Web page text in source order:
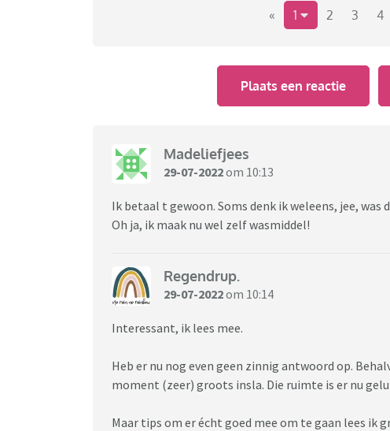
« 1 2 3 4
Plaats een reactie
Madeliefjees
29-07-2022om 10:13
Ik betaal t gewoon. Soms denk ik weleens, jee, was
Oh ja, ik maak nu wel zelf wasmiddel!
Regendrup.
29-07-2022om 10:14
Interessant, ik lees mee.
Heb er nu nog even geen zinnig antwoord op.
moment (zeer) groots insla. Die ruimte is er nu
Maar tips om er écht goed mee om te gaan lees ik